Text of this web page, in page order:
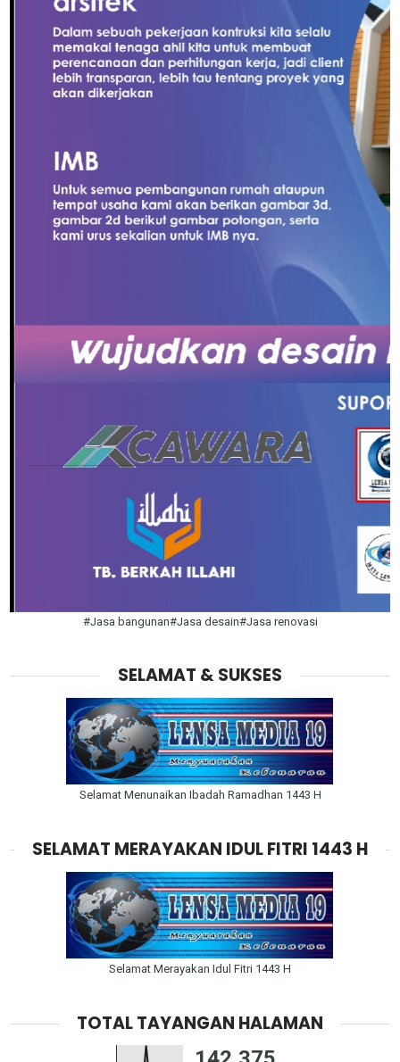
#Jasa bangunan#Jasa desain#Jasa renovasi
SELAMAT & SUKSES
Selamat Menunaikan Ibadah Ramadhan 1443 H
SELAMAT MERAYAKAN IDUL FITRI 1443 H
Selamat Merayakan Idul Fitri 1443 H
TOTAL TAYANGAN HALAMAN